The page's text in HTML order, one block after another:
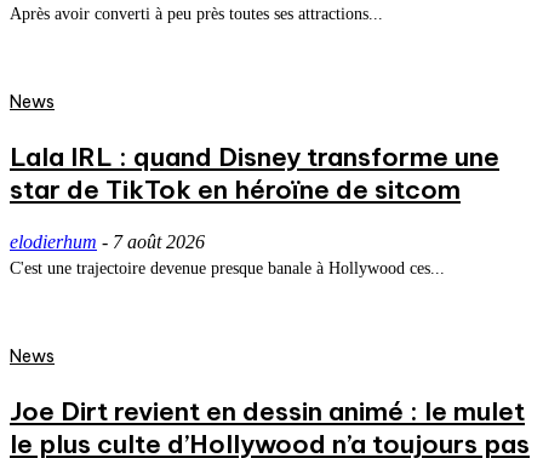
Après avoir converti à peu près toutes ses attractions...
News
Lala IRL : quand Disney transforme une
star de TikTok en héroïne de sitcom
elodierhum - 7 août 2026
C'est une trajectoire devenue presque banale à Hollywood ces...
News
Joe Dirt revient en dessin animé : le mulet
le plus culte d’Hollywood n’a toujours pas